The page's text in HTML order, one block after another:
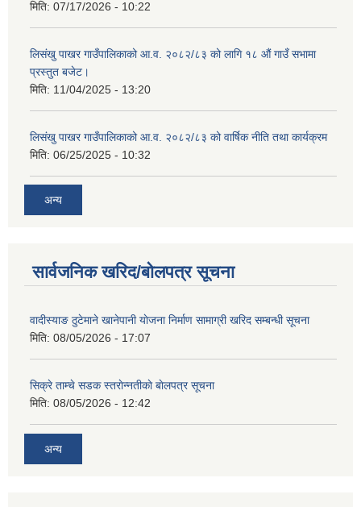
मिति: 07/17/2026 - 10:22
लिसंखु पाखर गाउँपालिकाको आ.व. २०८२/८३ को लागि १८ औं गाउँ सभामा
प्रस्तुत बजेट।
मिति: 11/04/2025 - 13:20
लिसंखु पाखर गाउँपालिकाको आ.व. २०८२/८३ को वार्षिक नीति तथा कार्यक्रम
मिति: 06/25/2025 - 10:32
अन्य
सार्वजनिक खरिद/बोलपत्र सूचना
वादीस्याङ ठुटेमाने खानेपानी याेजना निर्माण सामाग्री खरिद सम्बन्धी सूचना
मिति: 08/05/2026 - 17:07
सिक्रे ताम्चे सडक स्तराेन्नतीकाे बाेलपत्र सूचना
मिति: 08/05/2026 - 12:42
अन्य